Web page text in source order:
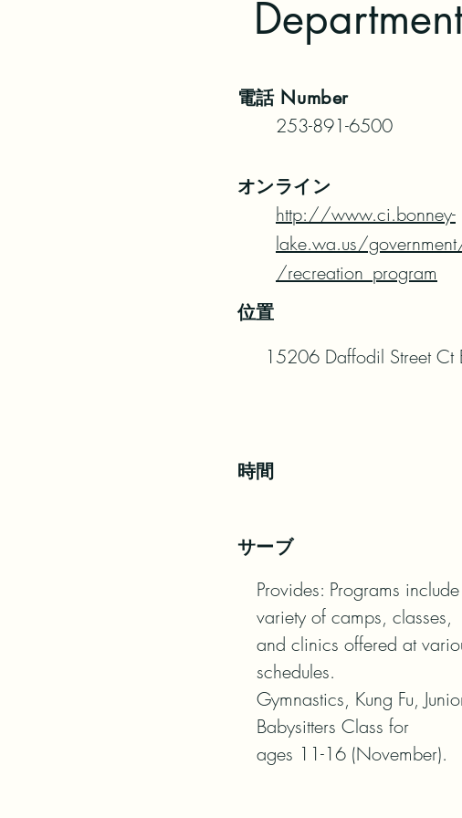
電話Number
253-891-6500
オンライン
http://www.ci.bonney-
lake.wa.us/
/recreation_program
位置
15206 Daffodil Street Ct
時間
サーブ
Provides: Programs
variety of camps, classes,
and clinics offered at
schedules.
Gymnastics, Kung Fu,
Babysitters Class for
ages 11-16 (November).